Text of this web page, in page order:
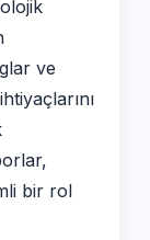
ve
bir rol